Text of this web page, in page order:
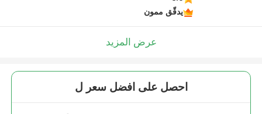
يدقّق ممون
عرض المزيد
احصل على افضل سعر ل